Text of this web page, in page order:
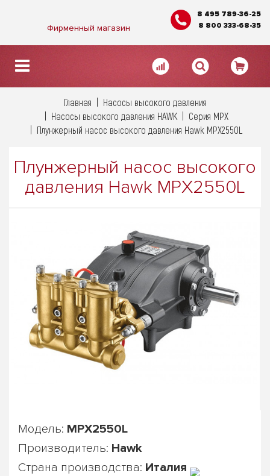
Фирменный магазин
8 495 789-36-25
8 800 333-68-35
Главная
Насосы высокого давления
Насосы высокого давления HAWK
Серия MPX
Плунжерный насос высокого давления Hawk MPX2550L
Плунжерный насос высокого
давления Hawk MPX2550L
Модель: MPX2550L
Производитель: Hawk
Страна производства: Италия